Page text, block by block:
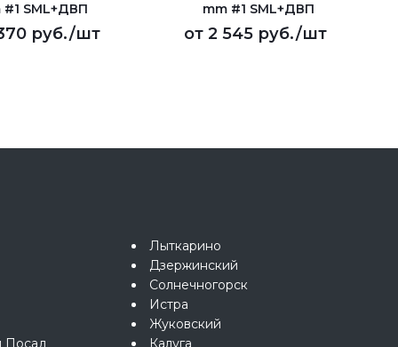
#1 SML+ДВП
руб./шт
mm #1 SML+ДВП
от 2 545 руб./шт
Посад
Лыткарино
Дзержинский
Солнечногорск
Истра
Жуковский
Калуга